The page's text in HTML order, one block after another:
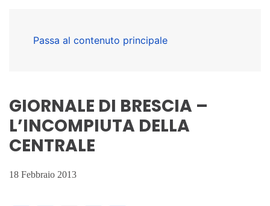
Passa al contenuto principale
GIORNALE DI BRESCIA –
L’INCOMPIUTA DELLA
CENTRALE
18 Febbraio 2013